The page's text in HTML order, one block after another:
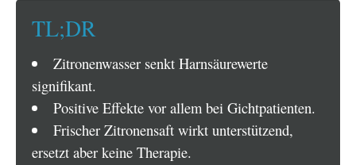
TL;DR
Zitronenwasser senkt Harnsäurewerte
signifikant.
Positive Effekte vor allem bei Gichtpatienten.
Frischer Zitronensaft wirkt unterstützend,
ersetzt aber keine Therapie.